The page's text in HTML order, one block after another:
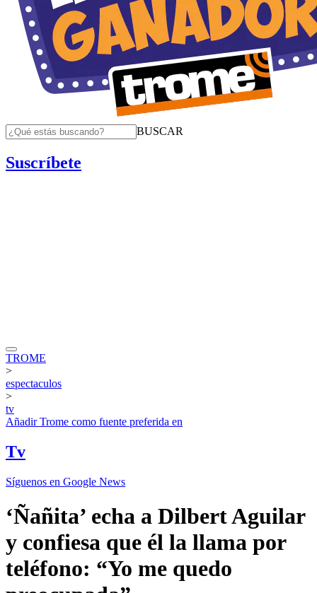
BUSCAR
Suscríbete
TROME
>
espectaculos
>
tv
AñadirTrome como fuente preferida en
Tv
Síguenos en Google News
‘Ñañita’ echa a Dilbert Aguilar
y confiesa que él la llama por
teléfono: “Yo me quedo